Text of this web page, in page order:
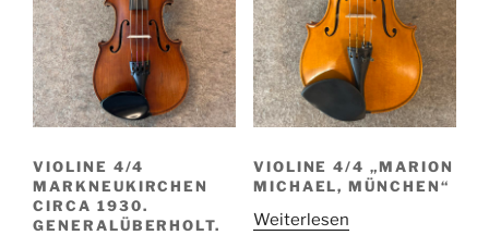
VIOLINE 4/4
MARKNEUKIRCHEN
CIRCA 1930.
GENERALÜBERHOLT.
VIOLINE 4/4 „MARION
MICHAEL, MÜNCHEN“
Weiterlesen